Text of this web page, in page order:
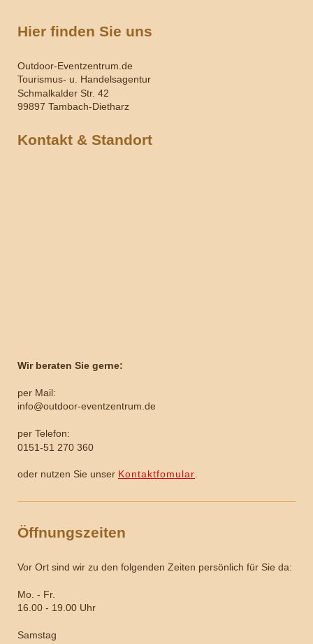
Hier finden Sie uns
Outdoor-Eventzentrum.de
Tourismus- u. Handelsagentur
Schmalkalder Str. 42
99897 Tambach-Dietharz
Kontakt & Standort
Wir beraten Sie gerne:
per Mail:
info@outdoor-eventzentrum.de
per Telefon:
0151-51 270 360
oder nutzen Sie unser Kontaktfomular.
Öffnungszeiten
Vor Ort sind wir zu den folgenden Zeiten persönlich für Sie da:
Mo. - Fr.
16.00 - 19.00 Uhr
Samstag